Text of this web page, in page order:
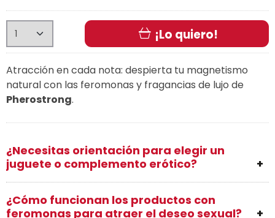
¡Lo quiero!
Atracción en cada nota: despierta tu magnetismo
natural con las feromonas y fragancias de lujo de
Pherostrong.
¿Necesitas orientación para elegir un
juguete o complemento erótico?
¿Cómo funcionan los productos con
feromonas para atraer el deseo sexual?